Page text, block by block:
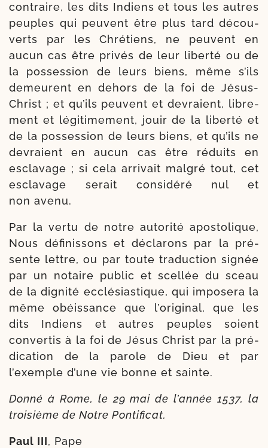
contraire, les dits Indiens et tous les autres
peuples qui peuvent être plus tard décou­
verts par les Chrétiens, ne peuvent en
aucun cas être pri­vés de leur liber­té ou de
la pos­ses­sion de leurs biens, même s’ils
demeurent en dehors de la foi de Jésus-​
Christ ; et qu’ils peuvent et devraient, libre­
ment et légi­ti­me­ment, jouir de la liber­té et
de la pos­ses­sion de leurs biens, et qu’ils ne
devraient en aucun cas être réduits en
escla­vage ; si cela arri­vait mal­gré tout, cet
escla­vage serait consi­dé­ré nul et
non avenu.
Par la ver­tu de notre auto­ri­té apos­to­lique,
Nous défi­nis­sons et décla­rons par la pré­
sente lettre, ou par toute tra­duc­tion signée
par un notaire public et scel­lée du sceau
de la digni­té ecclé­sias­tique, qui impo­se­ra la
même obéis­sance que l’o­ri­gi­nal, que les
dits Indiens et autres peuples soient
conver­tis à la foi de Jésus Christ par la pré­
di­ca­tion de la parole de Dieu et par
l’exemple d’une vie bonne et sainte.
Donné à Rome, le 29 mai de l’an­née 1537, la
troi­sième de Notre Pontificat.
Paul III, Pape